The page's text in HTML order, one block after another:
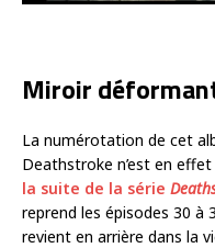
Miroir
La numérotation de cet
Deathstroke n’est en
la suite de la série
reprend les épisodes 30 à
revient en arrière dans la